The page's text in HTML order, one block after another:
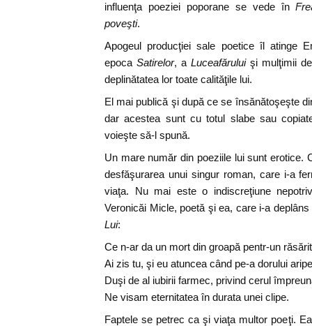
influenţa poeziei poporane se vede în
poveşti.
Apogeul producţiei sale poetice îl atinge
epocaSatirelor, aLuceafăruluişi mulţimii
deplinătatea lor toate calităţile lui.
El mai publică şi după ce se însănătoşeşte
dar acestea sunt cu totul slabe sau
voieşte să-l spună.
Un mare număr din poeziile lui sunt erotice.
desfăşurarea unui singur roman, care i-a
viaţa. Nu mai este o indiscreţiune
Veronicăi Micle, poetă şi ea, care i-a
Lui:
Ce n-ar da un mort din groapă pentr-un
Ai zis tu, şi eu atuncea când pe-a dorului
Duşi de al iubirii farmec, privind cerul
Ne visam eternitatea în durata unei clipe.
Faptele se petrec ca şi viaţa multor poeţi.